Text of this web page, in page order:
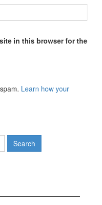
in this browser for the
Learn how your